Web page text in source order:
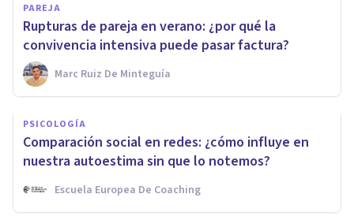
PAREJA
Rupturas de pareja en verano: ¿por qué la
convivencia intensiva puede pasar factura?
Marc Ruiz De Minteguía
PSICOLOGÍA
Comparación social en redes: ¿cómo influye en
nuestra autoestima sin que lo notemos?
Escuela Europea De Coaching